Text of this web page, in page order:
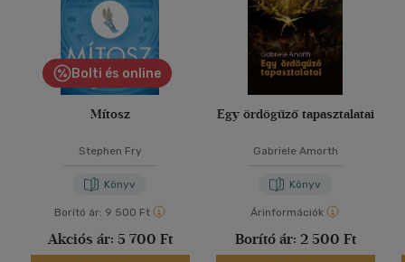
Bolti és online
Mítosz
Stephen Fry
Könyv
Borító ár: 9 500 Ft
Akciós ár: 5 700 Ft
Egy ördögűző tapasztalatai
Gabriele Amorth
Könyv
Árinformációk
Borító ár: 2 500 Ft